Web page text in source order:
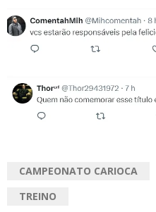
CAMPEONATO CARIOCA
TREINO